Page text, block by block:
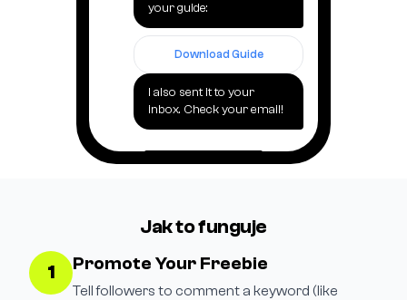
your guide:
Download Guide
I also sent it to your
inbox. Check your email!
Jak to funguje
1 Promote Your Freebie
Tell followers to comment a keyword (like